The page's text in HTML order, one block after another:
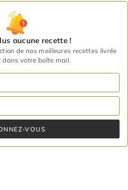
aucune recette !
de nos meilleures recettes livrée
dans votre boîte mail.
VOUS